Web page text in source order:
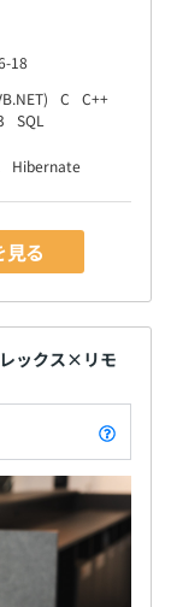
18
C
C++
SQL
Hibernate
見る
ックス×リモ